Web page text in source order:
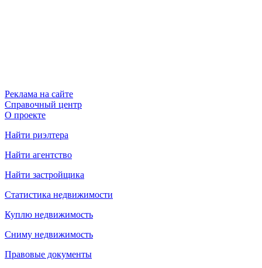
Реклама на сайте
Справочный центр
О проекте
Найти риэлтера
Найти агентство
Найти застройщика
Статистика недвижимости
Куплю недвижимость
Сниму недвижимость
Правовые документы